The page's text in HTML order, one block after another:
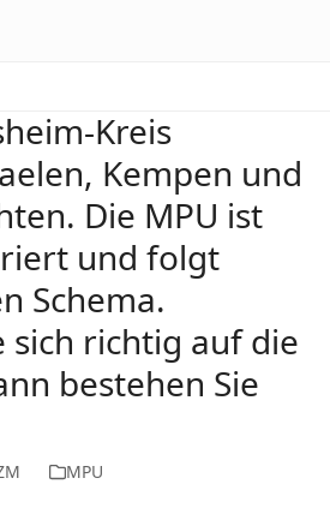
Kreis
Kempen und
Die MPU ist
und folgt
Schema.
sich richtig auf die
bestehen Sie
MPU